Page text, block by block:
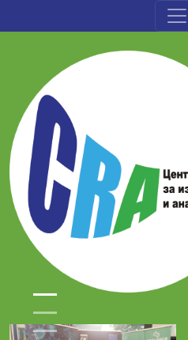
Премини към основното